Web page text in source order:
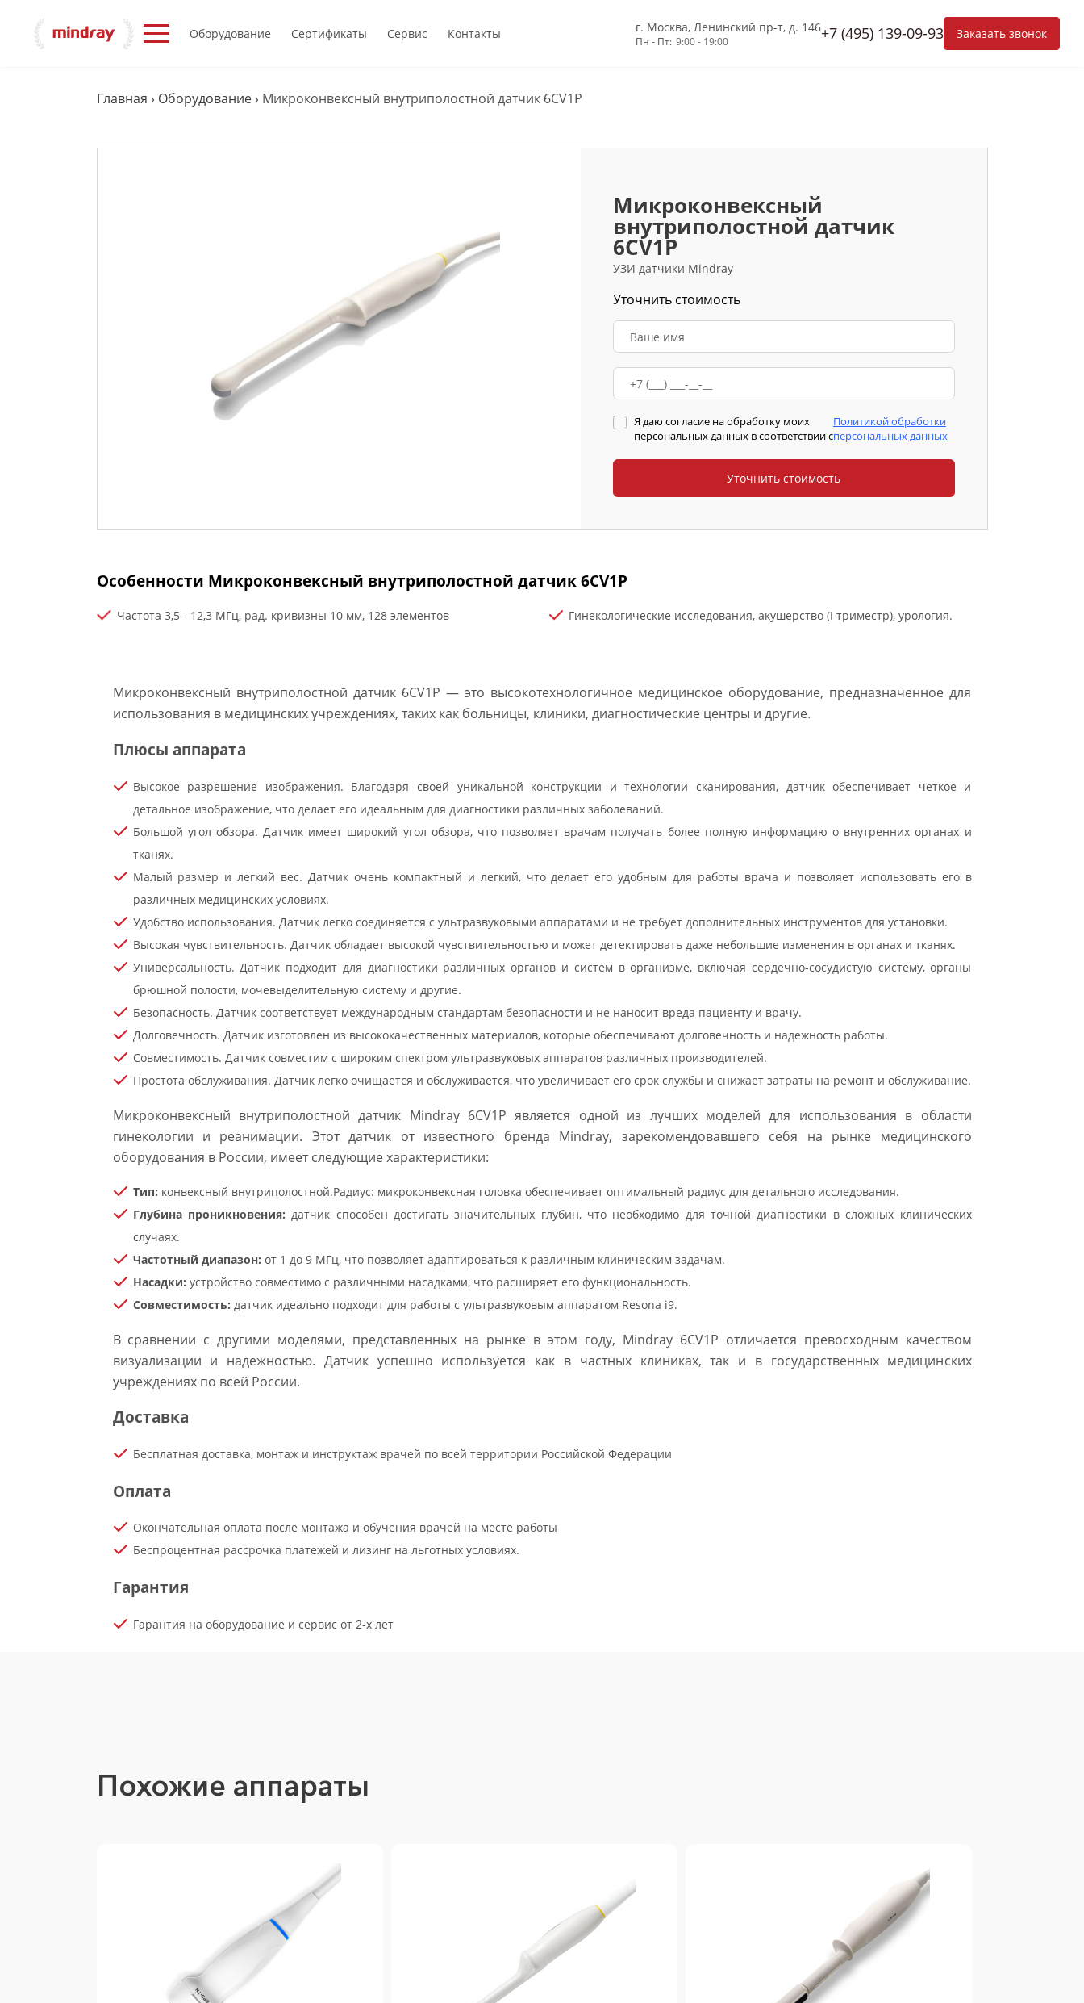
Оборудование Сертификаты Сервис Контакты г. Москва, Ленинский пр-т, д. 146
Пн - Пт: 9:00 - 19:00 +7 (495) 139-09-93 Заказать звонок
Главная › Оборудование › Микроконвексный внутриполостной датчик 6CV1P
Микроконвексный
внутриполостной датчик
6CV1P
УЗИ датчики Mindray
Уточнить стоимость
Я даю согласие на обработку моих
персональных данных в соответствии с
Политикой обработки
персональных данных
Особенности Микроконвексный внутриполостной датчик 6CV1P
Частота 3,5 - 12,3 МГц, рад. кривизны 10 мм, 128 элементов Гинекологические исследования, акушерство (I триместр), урология.
Микроконвексный внутриполостной датчик 6CV1P — это высокотехнологичное медицинское оборудование, предназначенное для
использования в медицинских учреждениях, таких как больницы, клиники, диагностические центры и другие.
Плюсы аппарата
Высокое разрешение изображения. Благодаря своей уникальной конструкции и технологии сканирования, датчик обеспечивает четкое и
детальное изображение, что делает его идеальным для диагностики различных заболеваний.
Большой угол обзора. Датчик имеет широкий угол обзора, что позволяет врачам получать более полную информацию о внутренних органах и
тканях.
Малый размер и легкий вес. Датчик очень компактный и легкий, что делает его удобным для работы врача и позволяет использовать его в
различных медицинских условиях.
Удобство использования. Датчик легко соединяется с ультразвуковыми аппаратами и не требует дополнительных инструментов для установки.
Высокая чувствительность. Датчик обладает высокой чувствительностью и может детектировать даже небольшие изменения в органах и тканях.
Универсальность. Датчик подходит для диагностики различных органов и систем в организме, включая сердечно-сосудистую систему, органы
брюшной полости, мочевыделительную систему и другие.
Безопасность. Датчик соответствует международным стандартам безопасности и не наносит вреда пациенту и врачу.
Долговечность. Датчик изготовлен из высококачественных материалов, которые обеспечивают долговечность и надежность работы.
Совместимость. Датчик совместим с широким спектром ультразвуковых аппаратов различных производителей.
Простота обслуживания. Датчик легко очищается и обслуживается, что увеличивает его срок службы и снижает затраты на ремонт и обслуживание.
Микроконвексный внутриполостной датчик Mindray 6CV1P является одной из лучших моделей для использования в области
гинекологии и реанимации. Этот датчик от известного бренда Mindray, зарекомендовавшего себя на рынке медицинского
оборудования в России, имеет следующие характеристики:
Тип: конвексный внутриполостной.Радиус: микроконвексная головка обеспечивает оптимальный радиус для детального исследования.
Глубина проникновения: датчик способен достигать значительных глубин, что необходимо для точной диагностики в сложных клинических
случаях.
Частотный диапазон: от 1 до 9 МГц, что позволяет адаптироваться к различным клиническим задачам.
Насадки: устройство совместимо с различными насадками, что расширяет его функциональность.
Совместимость: датчик идеально подходит для работы с ультразвуковым аппаратом Resona i9.
В сравнении с другими моделями, представленных на рынке в этом году, Mindray 6CV1P отличается превосходным качеством
визуализации и надежностью. Датчик успешно используется как в частных клиниках, так и в государственных медицинских
учреждениях по всей России.
Доставка
Бесплатная доставка, монтаж и инструктаж врачей по всей территории Российской Федерации
Оплата
Окончательная оплата после монтажа и обучения врачей на месте работы
Беспроцентная рассрочка платежей и лизинг на льготных условиях.
Гарантия
Гарантия на оборудование и сервис от 2-х лет
Похожие аппараты